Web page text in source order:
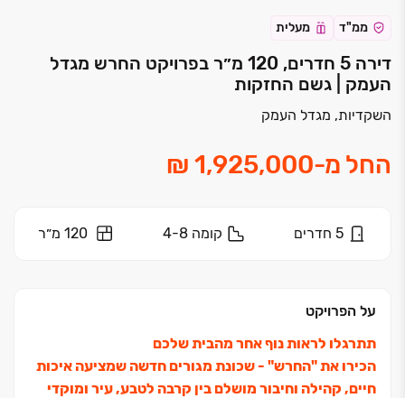
ממ"ד מעלית
דירה 5 חדרים, 120 מ״ר בפרויקט החרש מגדל
העמק | גשם החזקות
השקדיות, מגדל העמק
החל מ-
5 חדרים קומה 4-8 120 מ״ר
על הפרויקט
תתרגלו לראות נוף אחר מהבית שלכם
הכירו את "החרש" ‏- שכונת מגורים חדשה שמציעה איכות
חיים, קהילה וחיבור מושלם בין קרבה לטבע, עיר ומוקדי